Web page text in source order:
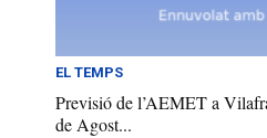
EL TEMPS
Previsió de l’AEMET a
de Agost...